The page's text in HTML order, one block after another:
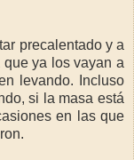
precalentado y a
ya los vayan a
levando. Incluso
si la masa está
en las que